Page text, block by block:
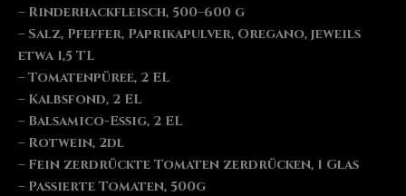
– Rinderhackfleisch, 500–600 g
– Salz, Pfeffer, Paprikapulver, Oregano, jeweils
etwa 1,5 TL
– Tomatenpüree, 2 EL
– Kalbsfond, 2 EL
– Balsamico-Essig, 2 EL
– Rotwein, 2dl
– Fein zerdrückte Tomaten zerdrücken, 1 Glas
– Passierte Tomaten, 500g